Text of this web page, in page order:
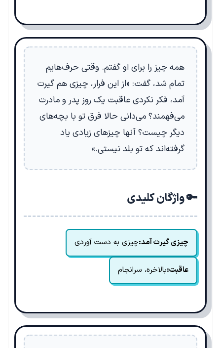
همه چیز را برای او گفتم. وقتی حرف‌هایم
تمام شد، گفت: «از این فرار، چیزی هم گیرت
آمد، فکر نکردی عاقبت یک روز پدر و مادرت
می‌فهمند؟ می‌دانی حالا فرق تو با بچه‌های
دیگر چیست؟ آنها چیزهای زیادی یاد
گرفته‌اند که تو بلد نیستی.»
🔑 واژگان کلیدی
چیزی گیرت آمد:چیزی به دست آوردی
عاقبت:بالاخره، سرانجام